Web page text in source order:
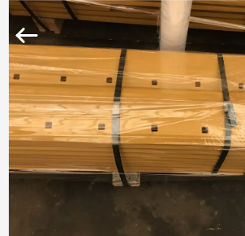
CASA
PRODUTOS
SOBRE
NÓS
Machinery
Industrial
Rights
Reserved.
Developed
ECER